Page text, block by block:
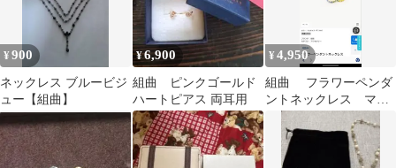
¥900
ネックレス ブルービジ
ュー【組曲】
¥6,900
組曲 ピンクゴールド
ハートピアス 両耳用
¥4,950
組曲 フラワーペンダ
ントネックレス マル
チカラー